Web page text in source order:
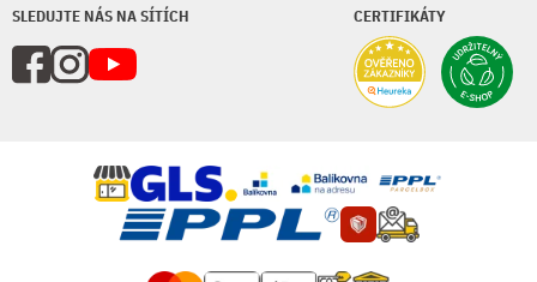
SLEDUJTE NÁS NA SÍTÍCH CERTIFIKÁTY